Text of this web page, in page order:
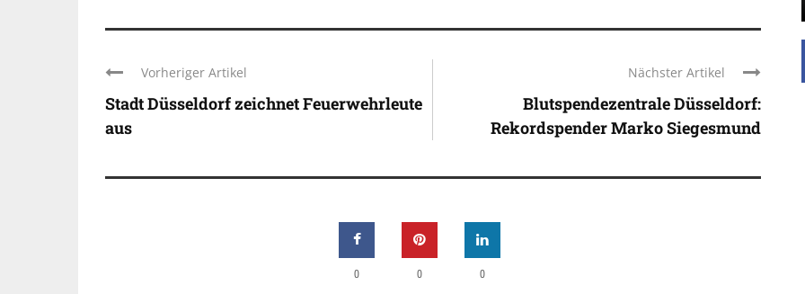
Vorheriger Artikel
Stadt Düsseldorf zeichnet Feuerwehrleute
aus
Nächster Artikel
Blutspendezentrale Düsseldorf:
Rekordspender Marko Siegesmund
0 0 0